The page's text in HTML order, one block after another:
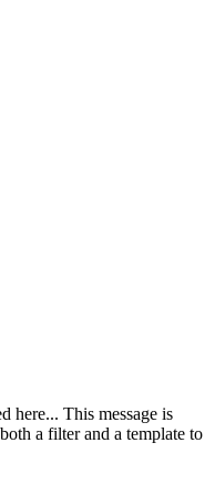
here... This message is
a filter and a template to